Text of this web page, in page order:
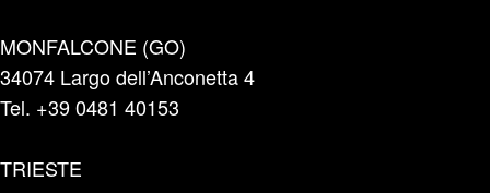
MONFALCONE (GO)
34074 Largo dell’Anconetta 4
Tel. +39 0481 40153
TRIESTE